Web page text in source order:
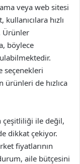
veya web sitesi
hızlı
Ürünler
böylece
seçenekleri
ürünleri de hızlıca
çeşitliliği ile değil,
dikkat çekiyor.
fiyatlarının
aile bütçesini